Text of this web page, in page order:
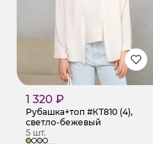
1 320 ₽
Рубашка+топ #КТ810 (4),
светло-бежевый
5 шт.